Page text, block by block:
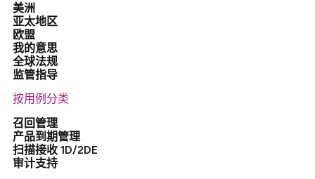
美洲
亚太地区
欧盟
我的意思
全球法规
监管指导
按用例分类
召回管理
产品到期管理
扫描接收 1D/2DE
审计支持